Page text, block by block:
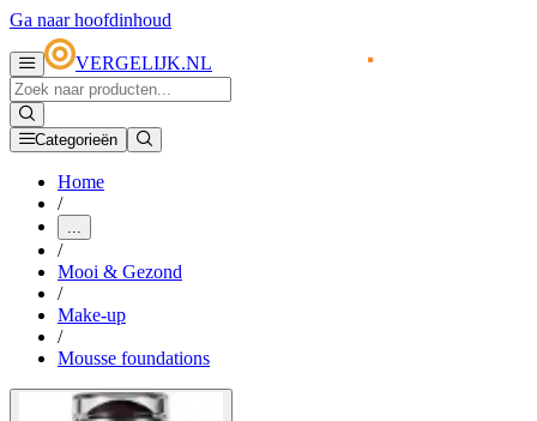
Ga naar hoofdinhoud
VERGELIJK.NL
Categorieën
Home
/
...
/
Mooi & Gezond
/
Make-up
/
Mousse foundations